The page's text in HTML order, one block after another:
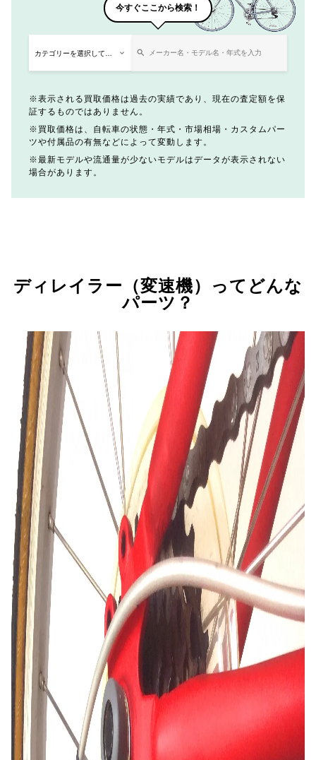
今すぐここから検索！
表示される買取価格は過去の実績であり、現在の査定額を保
証するものではありません。
買取価格は、自転車の状態・年式・市場相場・カスタムパー
ツや付属品の有無などによって変動します。
最新モデルや流通量が少ないモデルはデータが表示されない
場合があります。
ディレイラー（変速機）ってどんな
パーツ？